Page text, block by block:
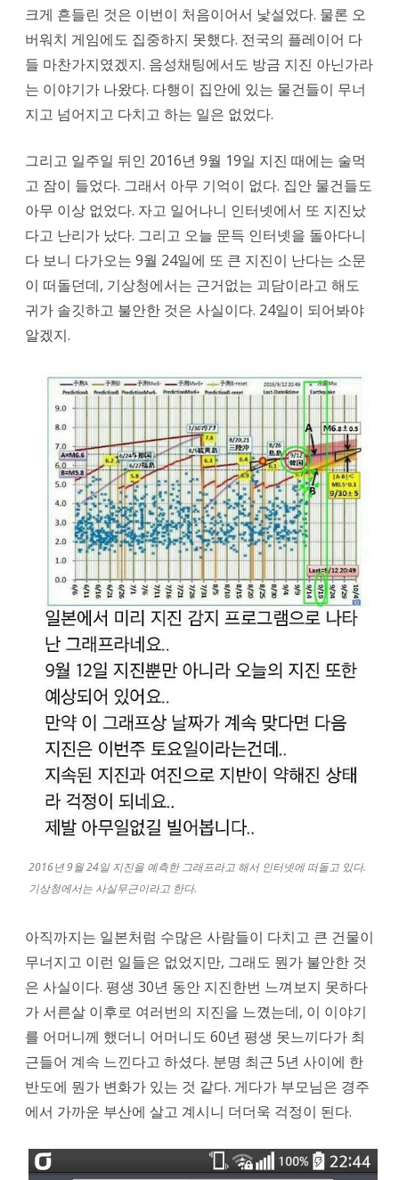
크게 흔들린 것은 이번이 처음이어서 낯설었다. 물론 오
버워치 게임에도 집중하지 못했다. 전국의 플레이어 다
들 마찬가지였겠지. 음성채팅에서도 방금 지진 아닌가라
는 이야기가 나왔다. 다행이 집안에 있는 물건들이 무너
지고 넘어지고 다치고 하는 일은 없었다.
그리고 일주일 뒤인 2016년 9월 19일 지진 때에는 술먹
고 잠이 들었다. 그래서 아무 기억이 없다. 집안 물건들도
아무 이상 없었다. 자고 일어나니 인터넷에서 또 지진났
다고 난리가 났다. 그리고 오늘 문득 인터넷을 돌아다니
다 보니 다가오는 9월 24일에 또 큰 지진이 난다는 소문
이 떠돌던데, 기상청에서는 근거없는 괴담이라고 해도
귀가 솔깃하고 불안한 것은 사실이다. 24일이 되어봐야
알겠지.
2016년 9월 24일 지진을 예측한 그래프라고 해서 인터넷에 떠돌고 있다.
기상청에서는 사실무근이라고 한다.
아직까지는 일본처럼 수많은 사람들이 다치고 큰 건물이
무너지고 이런 일들은 없었지만, 그래도 뭔가 불안한 것
은 사실이다. 평생 30년 동안 지진한번 느껴보지 못하다
가 서른살 이후로 여러번의 지진을 느꼈는데, 이 이야기
를 어머니께 했더니 어머니도 60년 평생 못느끼다가 최
근들어 계속 느낀다고 하셨다. 분명 최근 5년 사이에 한
반도에 뭔가 변화가 있는 것 같다. 게다가 부모님은 경주
에서 가까운 부산에 살고 계시니 더더욱 걱정이 된다.